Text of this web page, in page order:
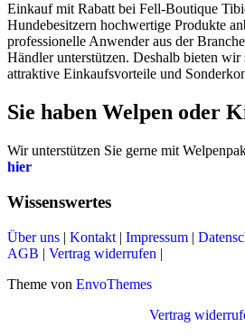
Einkauf mit Rabatt bei Fell-Boutique
Hundebesitzern hochwertige Produkte
professionelle Anwender aus der
Händler unterstützen. Deshalb bieten
attraktive Einkaufsvorteile und
Sie haben Welpen oder
Wir unterstützen Sie gerne mit
hier
Wissenswertes
Über uns | Kontakt | Impressum |
AGB | Vertrag widerrufen |
Theme von EnvoThemes
Vertrag